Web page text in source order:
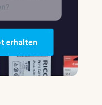
erhalten